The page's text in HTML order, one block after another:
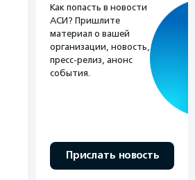
Как попасть в новости
АСИ? Пришлите
материал о вашей
организации, новость,
пресс-релиз, анонс
события.
Прислать новость